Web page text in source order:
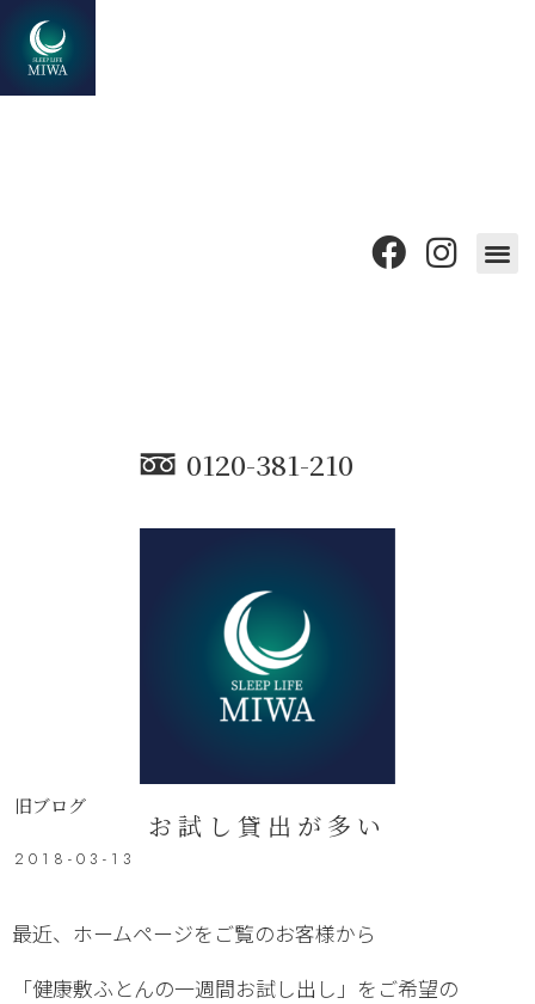
0120-381-210
旧ブログ
お試し貸出が多い
2018-03-13
最近、ホームページをご覧のお客様から
「健康敷ふとんの一週間お試し出し」をご希望の